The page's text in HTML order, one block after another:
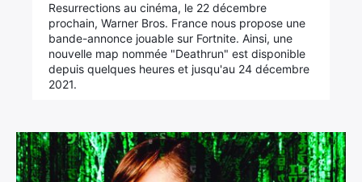
Resurrections au cinéma, le 22 décembre
prochain, Warner Bros. France nous propose une
bande-annonce jouable sur Fortnite. Ainsi, une
nouvelle map nommée "Deathrun" est disponible
depuis quelques heures et jusqu'au 24 décembre
2021.